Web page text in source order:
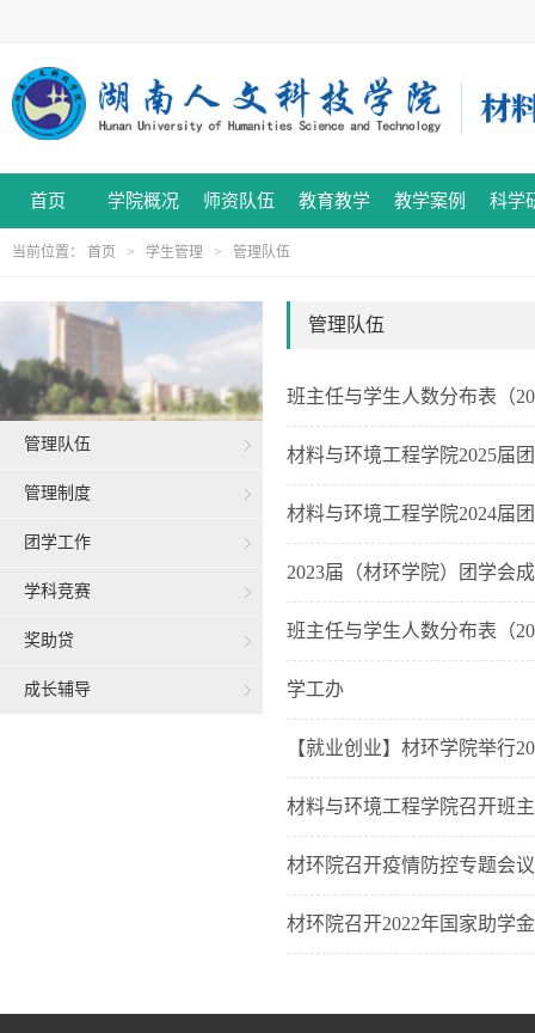
首页 学院概况 师资队伍 教育教学 教学案例 科学
当前位置： 首页 > 学生管理 > 管理队伍
管理队伍
管理制度
团学工作
学科竞赛
奖助贷
成长辅导
管理队伍
班主任与学生人数分布表（
材料与环境工程学院2025届
材料与环境工程学院2024届
2023届（材环学院）团学会
班主任与学生人数分布表（
学工办
【就业创业】材环学院举行
材料与环境工程学院召开班
材环院召开疫情防控专题会议
材环院召开2022年国家助学